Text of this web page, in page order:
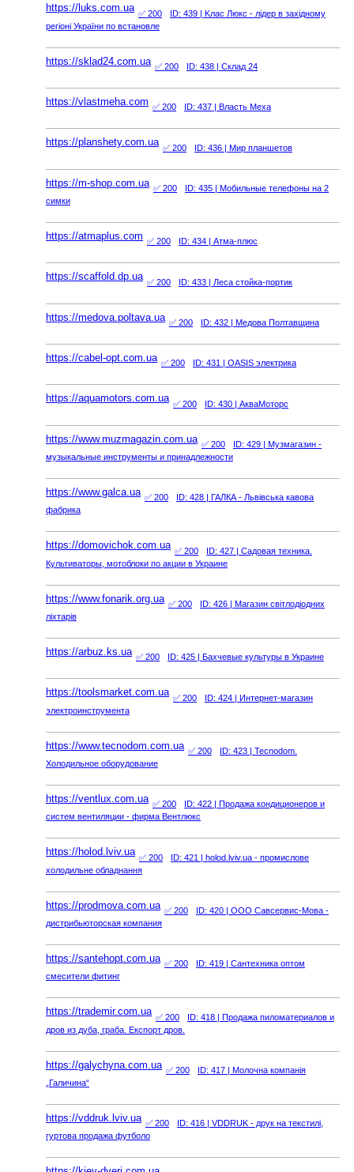
https://luks.com.ua ✅ 200 ID: 439 | Kлас Люкс - лідер в західному
регіоні України по встановле
https://sklad24.com.ua ✅ 200 ID: 438 | Склад 24
https://vlastmeha.com ✅ 200 ID: 437 | Власть Меха
https://planshety.com.ua ✅ 200 ID: 436 | Мир планшетов
https://m-shop.com.ua ✅ 200 ID: 435 | Мобильные телефоны на 2
симки
https://atmaplus.com ✅ 200 ID: 434 | Атма-плюс
https://scaffold.dp.ua ✅ 200 ID: 433 | Леса стойка-портик
https://medova.poltava.ua ✅ 200 ID: 432 | Медова Полтавщина
https://cabel-opt.com.ua ✅ 200 ID: 431 | OASIS электрика
https://aquamotors.com.ua ✅ 200 ID: 430 | АкваМоторс
https://www.muzmagazin.com.ua ✅ 200 ID: 429 | Музмагазин -
музыкальные инструменты и принадлежности
https://www.galca.ua ✅ 200 ID: 428 | ГАЛКА - Львівська кавова
фабрика
https://domovichok.com.ua ✅ 200 ID: 427 | Садовая техника.
Культиваторы, мотоблоки по акции в Украине
https://www.fonarik.org.ua ✅ 200 ID: 426 | Магазин світлодіодних
ліхтарів
https://arbuz.ks.ua ✅ 200 ID: 425 | Бахчевые культуры в Украине
https://toolsmarket.com.ua ✅ 200 ID: 424 | Интернет-магазин
электроинструмента
https://www.tecnodom.com.ua ✅ 200 ID: 423 | Tecnodom.
Холодильное оборудование
https://ventlux.com.ua ✅ 200 ID: 422 | Продажа кондиционеров и
систем вентиляции - фирма Вентлюкс
https://holod.lviv.ua ✅ 200 ID: 421 | holod.lviv.ua - промислове
холодильне обладнання
https://prodmova.com.ua ✅ 200 ID: 420 | ООО Савсервис-Мова -
дистрибьюторская компания
https://santehopt.com.ua ✅ 200 ID: 419 | Сантехника оптом
смесители фитинг
https://trademir.com.ua ✅ 200 ID: 418 | Продажа пиломатериалов и
дров из дуба, граба. Експорт дров.
https://galychyna.com.ua ✅ 200 ID: 417 | Молочна компанія
„Галичина“
https://vddruk.lviv.ua ✅ 200 ID: 416 | VDDRUK - друк на текстилі,
гуртова продажа футболо